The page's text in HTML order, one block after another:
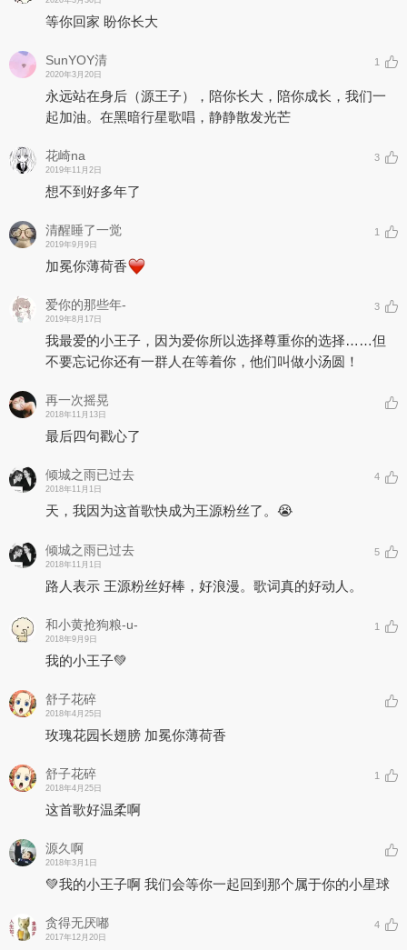
等你回家 盼你长大
SunYOY清
2020年3月20日
1
永远站在身后（源王子），陪你长大，陪你成长，我们一
起加油。在黑暗行星歌唱，静静散发光芒
花崎na
2019年11月2日
3
想不到好多年了
清醒睡了一觉
2019年9月9日
1
加冕你薄荷香
爱你的那些年-
2019年8月17日
3
我最爱的小王子，因为爱你所以选择尊重你的选择……但
不要忘记你还有一群人在等着你，他们叫做小汤圆！
再一次摇晃
2018年11月13日
最后四句戳心了
倾城之雨已过去
2018年11月1日
4
天，我因为这首歌快成为王源粉丝了。😭
倾城之雨已过去
2018年11月1日
5
路人表示 王源粉丝好棒，好浪漫。歌词真的好动人。
和小黄抢狗粮-u-
2018年9月9日
1
我的小王子💚
舒子花碎
2018年4月25日
玫瑰花园长翅膀 加冕你薄荷香
舒子花碎
2018年4月25日
1
这首歌好温柔啊
源久啊
2018年3月1日
💚我的小王子啊 我们会等你一起回到那个属于你的小星球
贪得无厌嘟
2017年12月20日
4